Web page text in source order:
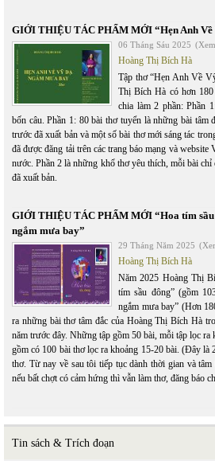
GIỚI THIỆU TÁC PHẨM MỚI “Hẹn Anh Về
06 Tháng Sáu 2025
Hoàng Thị Bích Hà
Tập thơ “Hẹn Anh Về
Thị Bích Hà có hơn
chia làm 2 phần: Phần
bốn câu. Phần 1: 80 bài thơ tuyển là những bài tâm
trước đã xuất bản và một số bài thơ mới sáng tác
đã được đăng tải trên các trang báo mạng và
nước. Phần 2 là những khổ thơ yêu thích, mỗi bài
đã xuất bản.
GIỚI THIỆU TÁC PHẨM MỚI “Hoa tím sầu
ngắm mưa bay”
29 Tháng Năm 2025
Hoàng Thị Bích Hà
Năm 2025 Hoàng Thị
tím sầu đông” (gồm
ngắm mưa bay” (Hơn
ra những bài thơ tâm đắc của Hoàng Thị Bích Hà
năm trước đây. Những tập gồm 50 bài, mỗi tập lọc
gồm có 100 bài thơ lọc ra khoảng 15-20 bài. (Đây là
thơ. Từ nay về sau tôi tiếp tục dành thời gian và
nếu bất chợt có cảm hứng thì vẫn làm thơ, đăng báo
Tin sách & Trích đoạn